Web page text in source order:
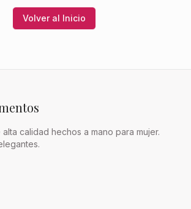
Volver al Inicio
calidad hechos a mano para mujer.